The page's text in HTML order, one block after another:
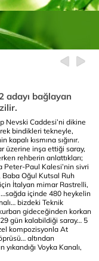
adayı bağlayan
Nevski Caddesi’ni dikine
bindikleri tekneyle,
kısmına sığınır.
üzerine inşa ettiği saray,
rehberin anlattıkları;
Peter-Paul Kalesi’nin sivri
Baba Oğul Kutsal Ruh
İtalyan mimar Rastrelli,
içinde 480 heykelin
bizdeki Teknik
gideceğinden korkan
29 gün kalabildiği saray… 5
kompozisyonla At
altından
Voyka Kanalı,